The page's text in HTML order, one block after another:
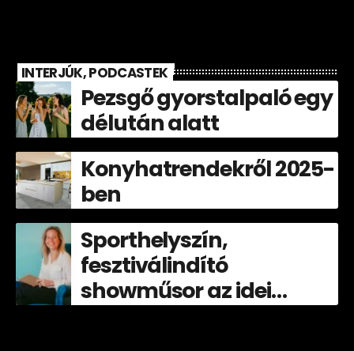
INTERJÚK, PODCASTEK
Pezsgő gyorstalpaló egy
délután alatt
Konyhatrendekről 2025-
ben
Sporthelyszín,
fesztiválindító
showműsor az idei